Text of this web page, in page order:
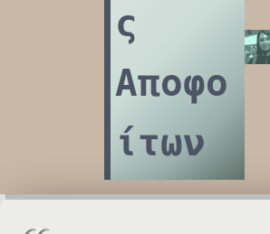
ς
Αποφο
ίτων